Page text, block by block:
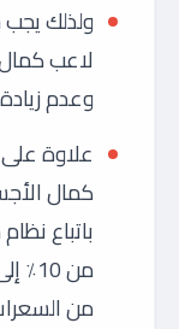
ولذلك يجب
لاعب
وعدم
علاوة
كمال
باتباع
من